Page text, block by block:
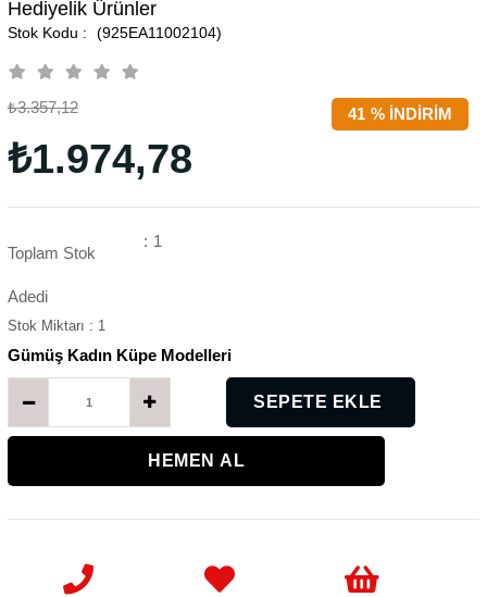
Hediyelik Ürünler
(925EA11002104)
%
41 İNDIRIM
₺3.357,12
₺1.974,78
Toplam Stok
Adedi
: 1
Stok Miktarı : 1
Gümüş Kadın Küpe Modelleri